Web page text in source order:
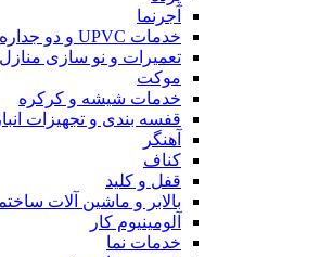
آجرنما
خدمات UPVC و دو جداره
تعمیرات و نو سازی منازل
موکت
خدمات شیشه و کرکره
قفسه بندی و تجهیزات انبار
آهنگر
کناف
قفل و کلید
بالابر و ماشین آلات
آلومینیوم کار
خدمات نما